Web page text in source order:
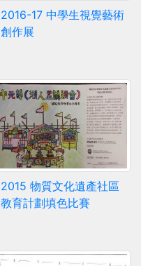
2016-17 中學生視覺藝術
創作展
2015 物質文化遺產社區
教育計劃填色比賽